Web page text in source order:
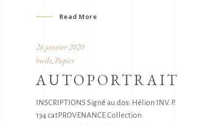
Read More
26 janvier 2020
huile Papier
AUTOPORTRAIT
INSCRIPTIONS Signé au dos: Hélion INV. P.
134 catPROVENANCE Collection